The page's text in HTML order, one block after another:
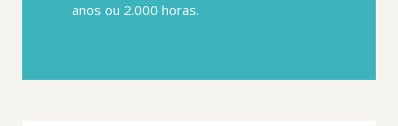
anos ou 2.000 horas.